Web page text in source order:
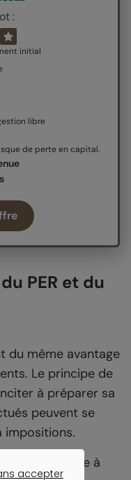
:
initial
libre
de perte en capital.
PER et du
du même avantage
Le principe de
à préparer sa
peuvent se
impositions.
même limite à
accepter